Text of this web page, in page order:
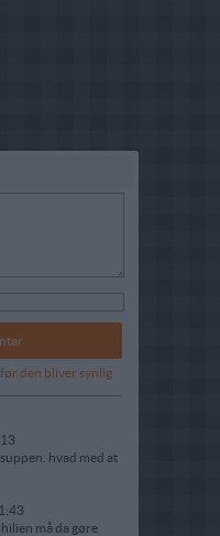
den bliver synlig
hvad med at
må da gøre